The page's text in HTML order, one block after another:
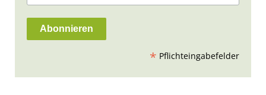
* Pflichteingabefelder